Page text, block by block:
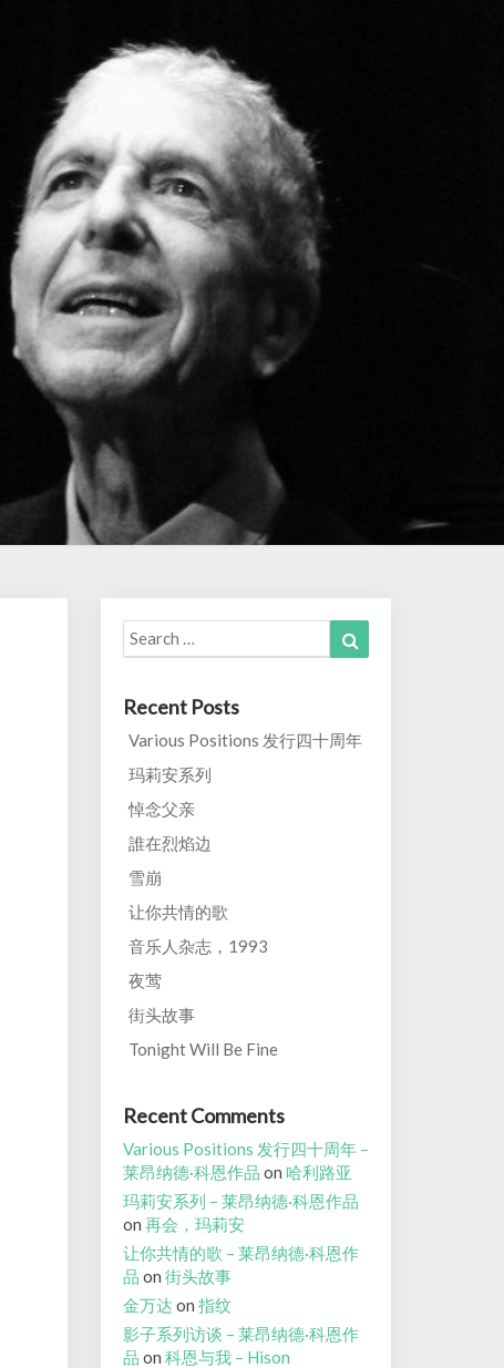
Search
for:
Recent Posts
Various Positions 发行四十周年
玛莉安系列
悼念父亲
誰在烈焰边
雪崩
让你共情的歌
音乐人杂志，1993
夜莺
街头故事
Tonight Will Be Fine
Recent Comments
Various Positions 发行四十周年 –
莱昂纳德·科恩作品 on 哈利路亚
玛莉安系列 – 莱昂纳德·科恩作品
on 再会，玛莉安
让你共情的歌 – 莱昂纳德·科恩作
品 on 街头故事
金万达 on 指纹
影子系列访谈 – 莱昂纳德·科恩作
品 on 科恩与我 – Hison